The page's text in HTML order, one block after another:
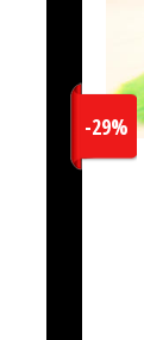
-29%